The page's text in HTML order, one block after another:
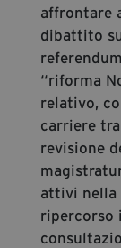
affrontare
dibattito
“riforma
relativo,
carriere
revisione
attivi nella
ripercorso